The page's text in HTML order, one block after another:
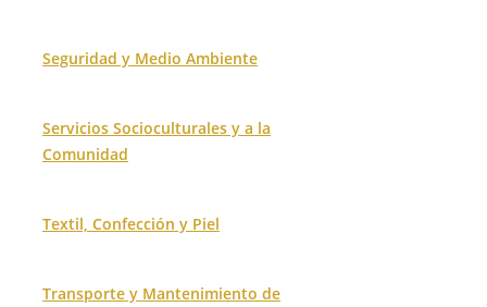
Seguridad y Medio Ambiente
Servicios Socioculturales y a la
Comunidad
Textil, Confección y Piel
Transporte y Mantenimiento de